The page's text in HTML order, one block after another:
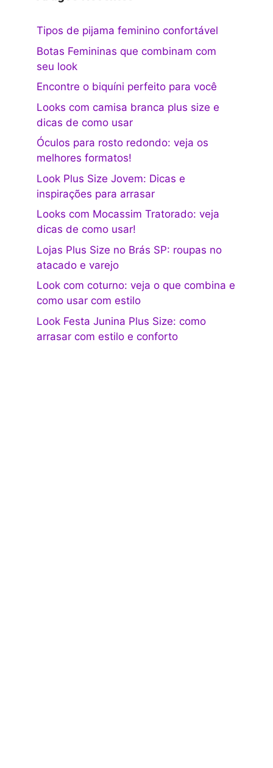
Tipos de pijama feminino confortável
Botas Femininas que combinam com
seu look
Encontre o biquíni perfeito para você
Looks com camisa branca plus size e
dicas de como usar
Óculos para rosto redondo: veja os
melhores formatos!
Look Plus Size Jovem: Dicas e
inspirações para arrasar
Looks com Mocassim Tratorado: veja
dicas de como usar!
Lojas Plus Size no Brás SP: roupas no
atacado e varejo
Look com coturno: veja o que combina e
como usar com estilo
Look Festa Junina Plus Size: como
arrasar com estilo e conforto